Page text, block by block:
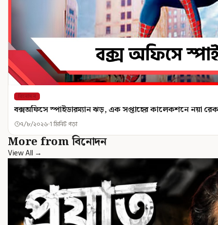
বিনোদন
বক্সঅফিসে স্পাইডারম্যান ঝড়, এক সপ্তাহের কালেকশনে নয়া
৭/৮/২০২৬ 1 মিনিট পড়া
More from বিনোদন
View All →